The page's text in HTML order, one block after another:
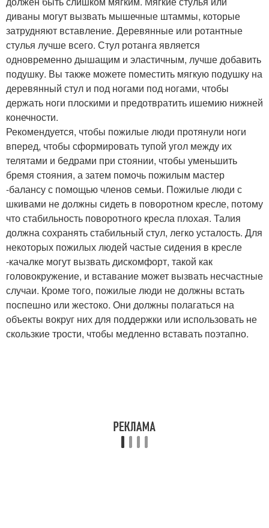
диваны могут вызвать мышечные штаммы, которые
затрудняют вставление. Деревянные или ротантные
стулья лучше всего. Стул ротанга является
одновременно дышащим и эластичным, лучше добавить
подушку. Вы также можете поместить мягкую подушку на
деревянный стул и под ногами под ногами, чтобы
держать ноги плоскими и предотвратить ишемию нижней
конечности.
Рекомендуется, чтобы пожилые люди протянули ноги
вперед, чтобы сформировать тупой угол между их
телятами и бедрами при стоянии, чтобы уменьшить
бремя стояния, а затем помочь пожилым мастер
-балансу с помощью членов семьи. Пожилые люди с
шкивами не должны сидеть в поворотном кресле, потому
что стабильность поворотного кресла плохая. Талия
должна сохранять стабильный стул, легко усталость. Для
некоторых пожилых людей частые сидения в кресле
-качалке могут вызвать дискомфорт, такой как
головокружение, и вставание может вызвать несчастные
случаи. Кроме того, пожилые люди не должны встать
поспешно или жестоко. Они должны полагаться на
объекты вокруг них для поддержки или использовать не
скользкие трости, чтобы медленно вставать поэтапно.